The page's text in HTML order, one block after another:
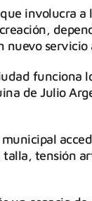
involucra a
funciona
de Julio
tensión